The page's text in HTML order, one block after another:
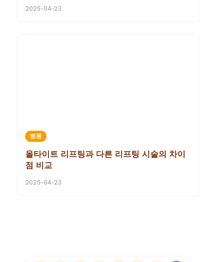
2025-04-23
병원
올타이트 리프팅과 다른 리프팅 시술의 차이
점 비교
2025-04-23